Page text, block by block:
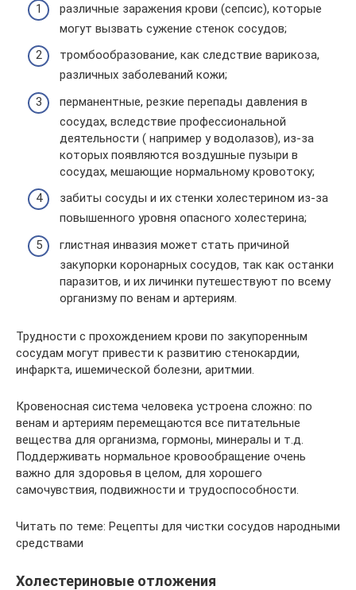
различные заражения крови (сепсис), которые
могут вызвать сужение стенок сосудов;
тромбообразование, как следствие варикоза,
различных заболеваний кожи;
перманентные, резкие перепады давления в
сосудах, вследствие профессиональной
деятельности ( например у водолазов), из-за
которых появляются воздушные пузыри в
сосудах, мешающие нормальному кровотоку;
забиты сосуды и их стенки холестерином из-за
повышенного уровня опасного холестерина;
глистная инвазия может стать причиной
закупорки коронарных сосудов, так как останки
паразитов, и их личинки путешествуют по всему
организму по венам и артериям.
Трудности с прохождением крови по закупоренным
сосудам могут привести к развитию стенокардии,
инфаркта, ишемической болезни, аритмии.
Кровеносная система человека устроена сложно: по
венам и артериям перемещаются все питательные
вещества для организма, гормоны, минералы и т.д.
Поддерживать нормальное кровообращение очень
важно для здоровья в целом, для хорошего
самочувствия, подвижности и трудоспособности.
Читать по теме: Рецепты для чистки сосудов народными
средствами
Холестериновые отложения